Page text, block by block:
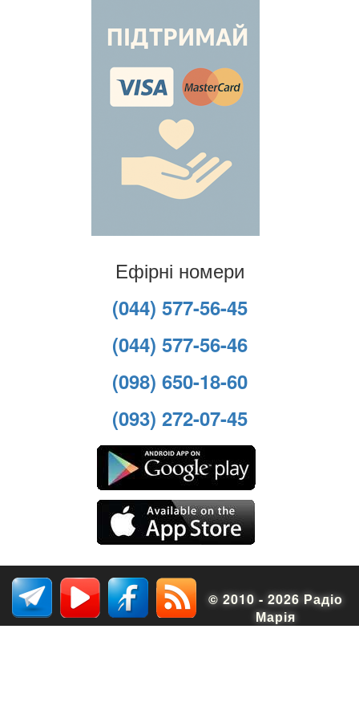
Ефірні номери
(044) 577-56-45
(044) 577-56-46
(098) 650-18-60
(093) 272-07-45
© 2010 - 2026 Радіо
Марія